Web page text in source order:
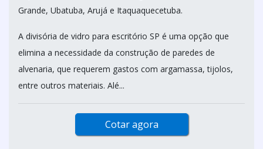
Grande, Ubatuba, Arujá e Itaquaquecetuba.
A divisória de vidro para escritório SP é uma opção que
elimina a necessidade da construção de paredes de
alvenaria, que requerem gastos com argamassa, tijolos,
entre outros materiais. Alé...
Cotar agora